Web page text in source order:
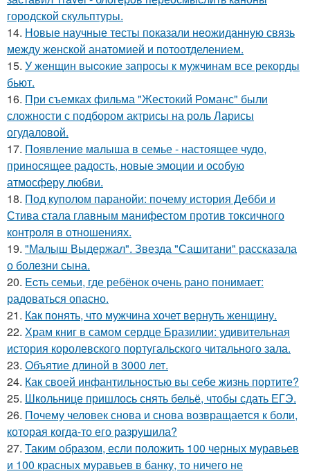
городской скульптуры.
14. Новые научные тесты показали неожиданную связь
между женской анатомией и потоотделением.
15. У жeнщин выcoкие запросы к мужчинам все рекорды
бьют.
16. При съемках фильма "Жестокий Романс" были
сложности с подбором актрисы на роль Ларисы
огудаловой.
17. Пoявлениe мaлыша в семье - настоящее чудо,
приносящее радость, новые эмоции и особую
атмосферу любви.
18. Под куполом паранойи: почему история Дебби и
Стива стала главным манифестом против токсичного
контроля в отношениях.
19. "Малыш Выдержал". Звезда "Сашитани" рассказала
о болезни сына.
20. Ecть семьи, где ребёнок очень рано понимает:
радоваться опасно.
21. Как понять, что мужчина хочет вернуть женщину.
22. Храм книг в самом сердце Бразилии: удивительная
история королевского португальского читального зала.
23. Объятие длиной в 3000 лет.
24. Как своей инфантильностью вы себе жизнь портите?
25. Школьнице пришлось снять бельё, чтобы сдать ЕГЭ.
26. Почему человек снова и снова возвращается к боли,
которая когда-то его разрушила?
27. Таким образом, если положить 100 черных муравьев
и 100 красных муравьев в банку, то ничего не